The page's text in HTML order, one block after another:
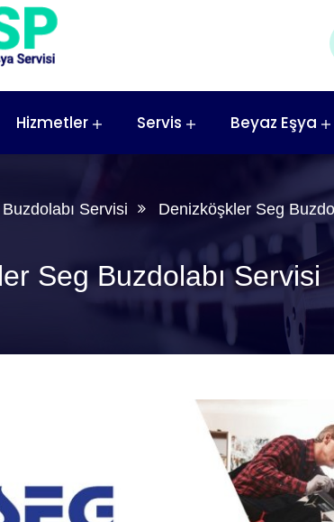
Hizmetler Servis Beyaz Eşya
Servisi Denizköşkler Seg
Seg Buzdolabı Servisi